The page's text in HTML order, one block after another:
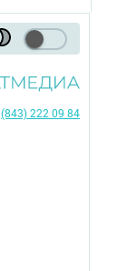
(843) 222 09 84